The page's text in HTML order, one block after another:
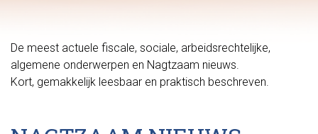
De meest actuele fiscale, sociale, arbeidsrechtelijke,
algemene onderwerpen en Nagtzaam nieuws.
Kort, gemakkelijk leesbaar en praktisch beschreven.